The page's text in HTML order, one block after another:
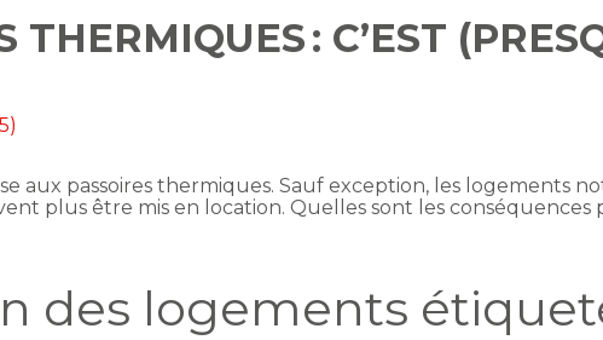
: C’EST
aux passoires thermiques. Sauf exception, les logements
plus être mis en location. Quelles sont les conséquences
des logements